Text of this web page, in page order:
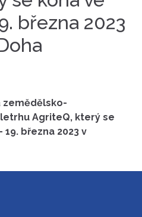
března 2023
zemědělsko-
AgriteQ, který se
19. března 2023 v